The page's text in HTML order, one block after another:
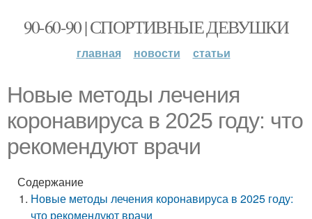
90-60-90 | СПОРТИВНЫЕ ДЕВУШКИ
главная новости статьи
Новые методы лечения
коронавируса в 2025 году: что
рекомендуют врачи
Содержание
Новые методы лечения коронавируса в 2025 году:
что рекомендуют врачи